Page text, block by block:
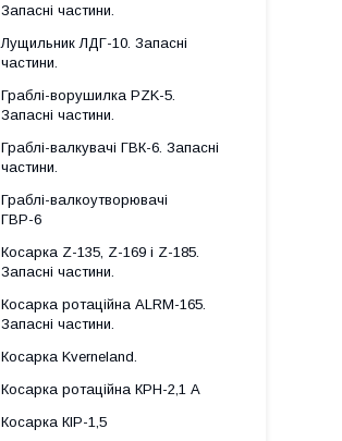
Запасні частини.
Лущильник ЛДГ-10. Запасні
частини.
Граблі-ворушилка PZK-5.
Запасні частини.
Граблі-валкувачі ГВК-6. Запасні
частини.
Граблі-валкоутворювачі
ГВР-6
Косарка Z-135, Z-169 і Z-185.
Запасні частини.
Косарка ротаційна ALRM-165.
Запасні частини.
Косарка Kverneland.
Косарка ротаційна КРН-2,1 А
Косарка КІР-1,5